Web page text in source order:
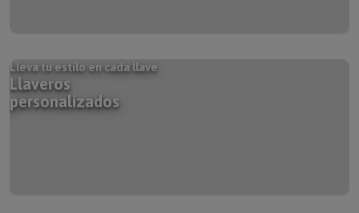
Llaveros
personalizados